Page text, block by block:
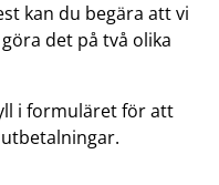
kan du begära att vi
det på två olika
i formuläret för att